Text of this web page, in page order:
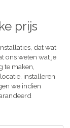
prijs
dat wat
ons weten wat je
te maken,
installeren
we indien